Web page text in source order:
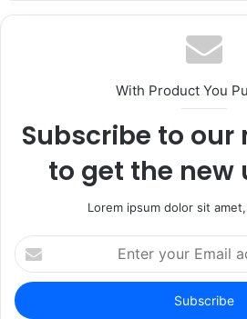
With Product You
Subscribe to
to get the new
Lorem ipsum dolor sit
Enter
your
Email
address